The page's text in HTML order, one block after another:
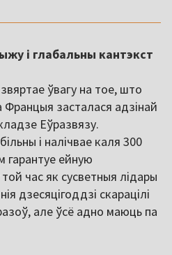
і глабальны кантэкст
ўвагу на тое, што
Францыя засталася адзінай
Еўразвязу.
і налічвае каля 300
гарантуе ейную
час як сусветныя лідары
дзесяцігоддзі скарацілі
але ўсё адно маюць па